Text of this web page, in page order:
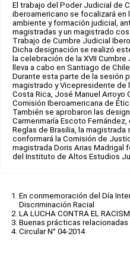
El trabajo del Poder Judicial de
iberoamericano se focalizará
ambiente y formación judicial,
magistradas y un magistrado
Trabajo de Cumbre Judicial
Dicha designación se realizó
la celebración de la XVII
lleva a cabo en Santiago de
Durante esta parte de la sesión
magistrado y Vicepresidente de
Costa Rica, José Manuel
Comisión Iberoamericana de
También se aprobaron las
Carmenmaría Escoto
Reglas de Brasilia, la magistrada
conformará la Comisión de
magistrada Doris Arias Madrigal
del Instituto de Altos Estudios
En conmemoración del Día
Discriminación Racial
LA LUCHA CONTRA EL
Buenas prácticas
Circular N° 04-2014